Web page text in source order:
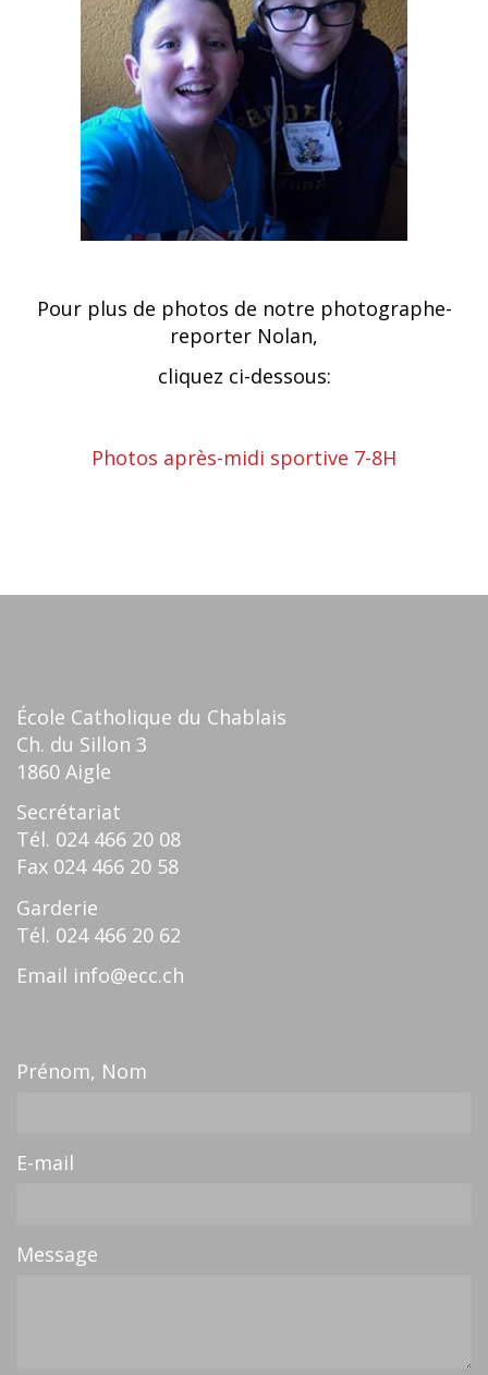
Pour plus de photos de notre photographe-
reporter Nolan,
cliquez ci-dessous:
Photos après-midi sportive 7-8H
École Catholique du Chablais
Ch. du Sillon 3
1860 Aigle
Secrétariat
Tél. 024 466 20 08
Fax 024 466 20 58
Garderie
Tél. 024 466 20 62
Email info@ecc.ch
Prénom, Nom
E-mail
Message